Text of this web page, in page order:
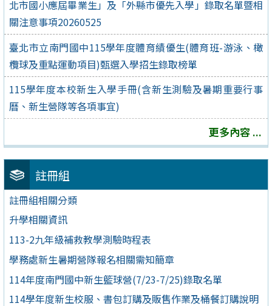
北市國小應屆畢業生」及「外縣市優先入學」錄取名單暨相
關注意事項20260525
臺北市立南門國中115學年度體育績優生(體育班-游泳、橄
欖球及重點運動項目)甄選入學招生錄取榜單
115學年度本校新生入學手冊(含新生測驗及暑期重要行事
曆、新生營隊等各項事宜)
更多內容 ...
註冊組
註冊組相關分類
升學相關資訊
113-2九年級補救教學測驗時程表
學務處新生暑期營隊報名相關需知簡章
114年度南門國中新生籃球營(7/23-7/25)錄取名單
114學年度新生校服、書包訂購及販售作業及桶餐訂購說明